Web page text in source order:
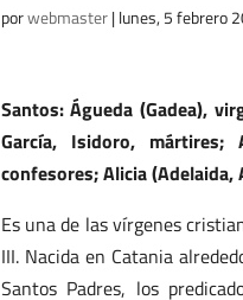
porwebmaster|lunes, 5 febrero
Santos: Águeda (Gadea),
García, Isidoro, mártires;
confesores; Alicia
Es una de las vírgenes
III. Nacida en Catania
Santos Padres, los